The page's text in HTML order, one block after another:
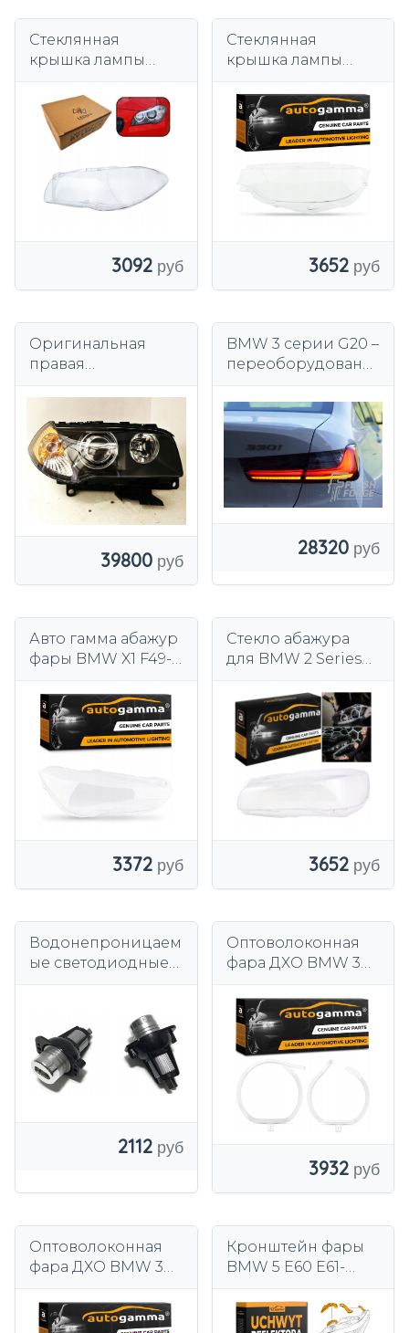
Стеклянная
крышка лампы
для BMW F10 F11
2009-2017 левая
3092
Стеклянная
крышка лампы
F32 F33 F36 F82 17-
20 Левая сторона
3652
Оригинальная
правая
LCI COMPLETE
OEM
39800
BMW 3 серии G20 –
переоборудовани
переоборудовани
е ламп США ЕС |
Полная
светодиодная
адаптация
28320
Авто гамма абажур
фары BMW X1 F49-
3372
Стекло абажура
для BMW 2 Series
(2014-2022) левое
3652
Водонепроницаем
ые светодиодные
2112
Оптоволоконная
фара ДХО BMW 3
Правая
3932
Оптоволоконная
фара ДХО BMW 3
Правая
Кронштейн фары
BMW 5 E60 E61-